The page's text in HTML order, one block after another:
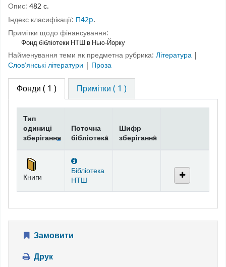
Опис: 482 с.
Індекс класифікації: П42p.
Примітки щодо фінансування:
Фонд бібліотеки НТШ в Нью-Йорку
Найменування теми як предметна рубрика: Література |
Словʼянські літератури | Проза
Фонди ( 1 ) Примітки ( 1 )
Фонди
Тип
одиниці
зберігання
Поточна
бібліотека
Шифр
зберігання
Книги
Бібліотека
НТШ
Замовити
Друк